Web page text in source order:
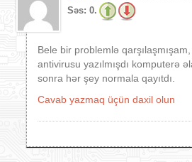
Səs: 0.
Bele bir problemlə
antivirusu yazılmışdı komputerə
sonra hər şey normala qayıtdı.
Cavab yazmaq üçün daxil olun